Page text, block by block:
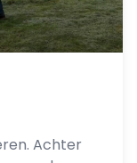
Achter